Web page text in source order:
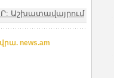
Աշխատավայրում
news.am